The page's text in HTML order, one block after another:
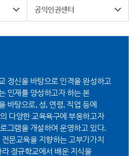
공익인권센터
정신을 바탕으로 인격을 완성하고
인재를 양성하고자 하는 본
바탕으로, 성, 연령, 직업 등에
다양한 교육욕구에 부응하고자
그램을 개설하여 운영하고 있다.
문교육을 지향하는 고부가가치
정규학교에서 배운 지식을